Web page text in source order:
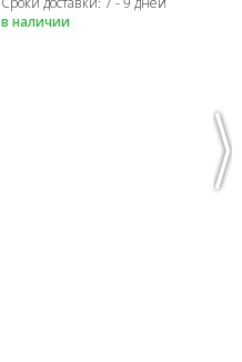
в наличии